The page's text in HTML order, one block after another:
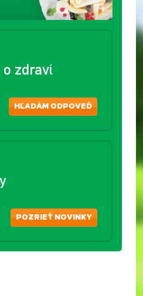
zdraví
HĽADÁM ODPOVEĎ
POZRIEŤ NOVINKY